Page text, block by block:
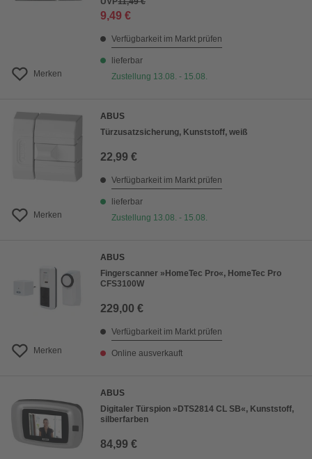
Merken
9,49 €
Verfügbarkeit im Markt prüfen
lieferbar
Zustellung 13.08. - 15.08.
Merken
ABUS
Türzusatzsicherung, Kunststoff, weiß
22,99 €
Verfügbarkeit im Markt prüfen
lieferbar
Zustellung 13.08. - 15.08.
Merken
ABUS
Fingerscanner »HomeTec Pro«, HomeTec Pro
CFS3100W
229,00 €
Verfügbarkeit im Markt prüfen
Online ausverkauft
ABUS
Digitaler Türspion »DTS2814 CL SB«, Kunststoff,
silberfarben
84,99 €